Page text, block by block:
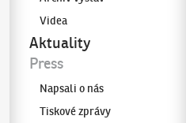
Videa
Aktuality
Press
Napsali o nás
Tiskové zprávy